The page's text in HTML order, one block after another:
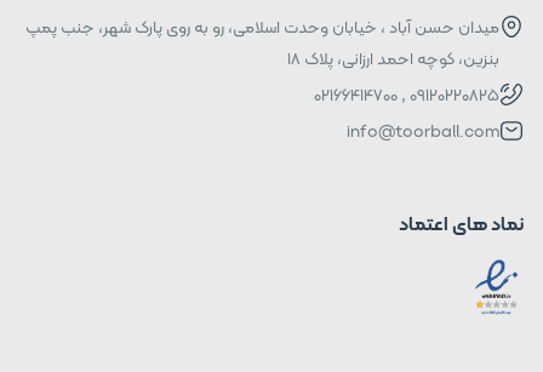
میدان حسن آباد ، خیابان وحدت اسلامی، رو به روی پارک شهر، جنب پمپ
بنزین، کوچه احمد ارزانی، پلاک ۱۸
09120220825 , 02166414700
info@toorball.com
نماد های اعتماد